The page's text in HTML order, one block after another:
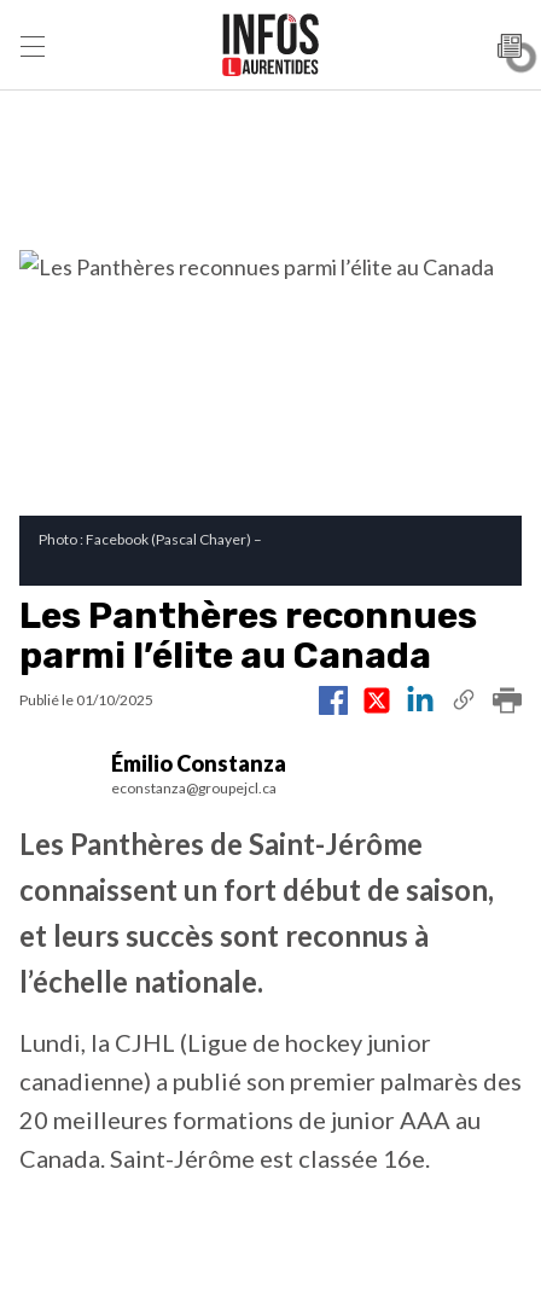
Photo : Facebook (Pascal Chayer) –
Les Panthères reconnues
parmi l’élite au Canada
Publié le 01/10/2025
Émilio Constanza
econstanza@groupejcl.ca
Les Panthères de Saint-Jérôme
connaissent un fort début de saison,
et leurs succès sont reconnus à
l’échelle nationale.
Lundi, la CJHL (Ligue de hockey junior
canadienne) a publié son premier palmarès des
20 meilleures formations de junior AAA au
Canada. Saint-Jérôme est classée 16e.